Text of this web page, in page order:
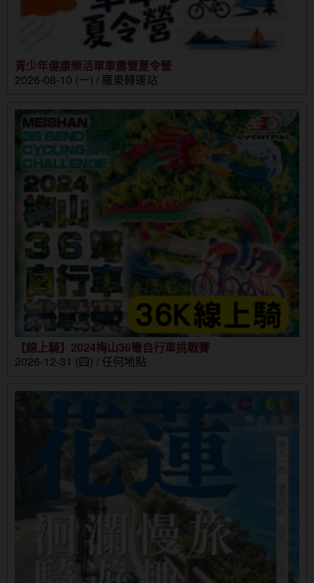
青少年健康樂活單車露營夏令營
2026-08-10 (一) / 羅東轉運站
【線上騎】2024梅山36彎自行車挑戰賽
2026-12-31 (四) / 任何地點